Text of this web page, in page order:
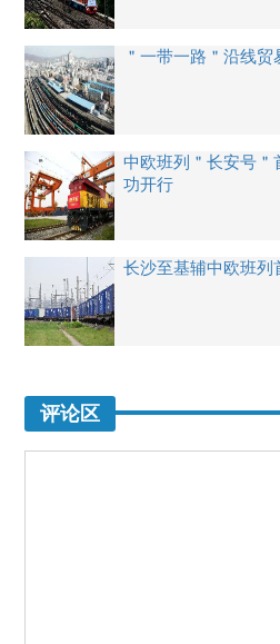
＂一带一路＂沿线
中欧班列＂长安号＂
功开行
长沙至基辅中欧班列
评论区